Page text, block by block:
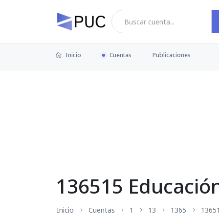
Inicio Cuentas Publicaciones
136515
Inicio Cuentas 1 13 1365